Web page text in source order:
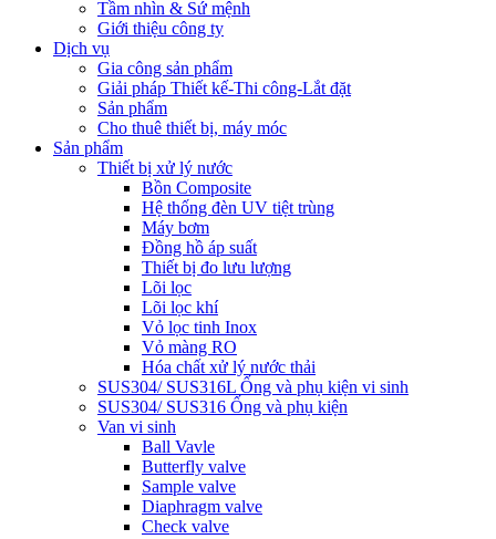
Tầm nhìn & Sứ mệnh
Giới thiệu công ty
Dịch vụ
Gia công sản phẩm
Giải pháp Thiết kế-Thi công-Lắt đặt
Sản phẩm
Cho thuê thiết bị, máy móc
Sản phẩm
Thiết bị xử lý nước
Bồn Composite
Hệ thống đèn UV tiệt trùng
Máy bơm
Đồng hồ áp suất
Thiết bị đo lưu lượng
Lõi lọc
Lõi lọc khí
Vỏ lọc tinh Inox
Vỏ màng RO
Hóa chất xử lý nước thải
SUS304/ SUS316L Ống và phụ kiện vi sinh
SUS304/ SUS316 Ống và phụ kiện
Van vi sinh
Ball Vavle
Butterfly valve
Sample valve
Diaphragm valve
Check valve